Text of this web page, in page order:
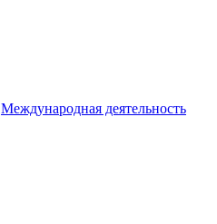
Международная деятельность